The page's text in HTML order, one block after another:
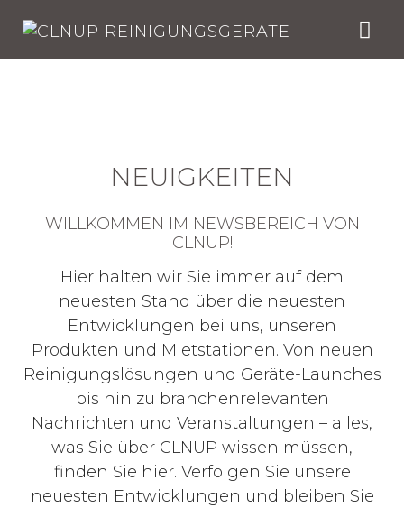
content
NEUIGKEITEN
WILLKOMMEN IM NEWSBEREICH VON
CLNUP!
Hier halten wir Sie immer auf dem
neuesten Stand über die neuesten
Entwicklungen bei uns, unseren
Produkten und Mietstationen. Von neuen
Reinigungslösungen und Geräte-Launches
bis hin zu branchenrelevanten
Nachrichten und Veranstaltungen – alles,
was Sie über CLNUP wissen müssen,
finden Sie hier. Verfolgen Sie unsere
neuesten Entwicklungen und bleiben Sie